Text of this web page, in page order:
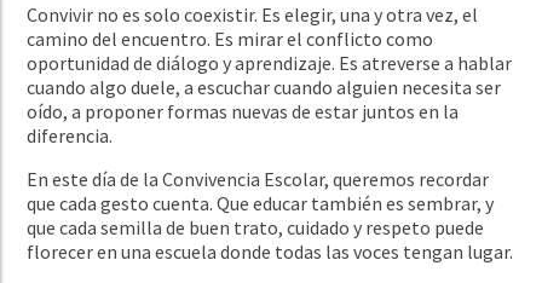
Convivir no es solo coexistir. Es elegir, una y otra vez, el
camino del encuentro. Es mirar el conflicto como
oportunidad de diálogo y aprendizaje. Es atreverse a hablar
cuando algo duele, a escuchar cuando alguien necesita ser
oído, a proponer formas nuevas de estar juntos en la
diferencia.
En este día de la Convivencia Escolar, queremos recordar
que cada gesto cuenta. Que educar también es sembrar, y
que cada semilla de buen trato, cuidado y respeto puede
florecer en una escuela donde todas las voces tengan lugar.